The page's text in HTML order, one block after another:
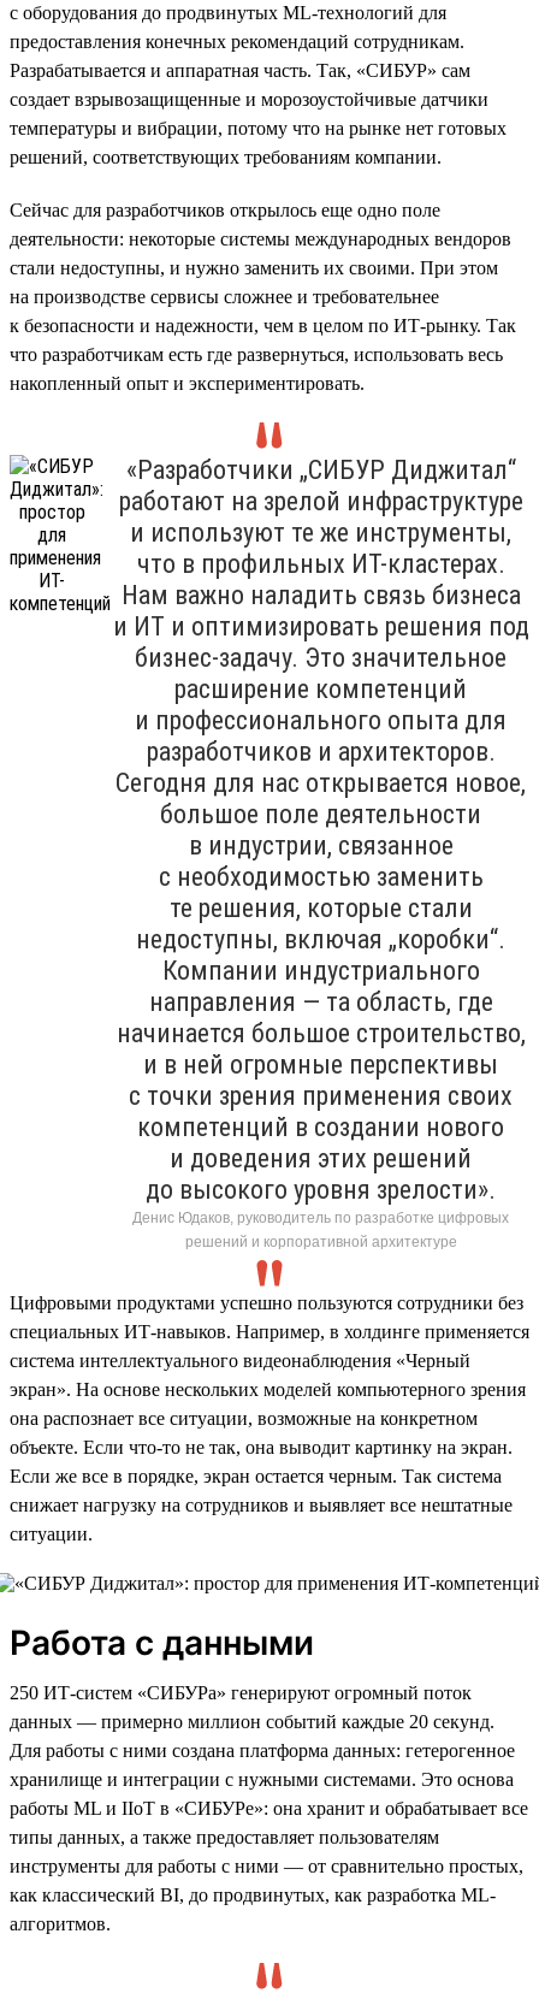
с оборудования до продвинутых ML-технологий для
предоставления конечных рекомендаций сотрудникам.
Разрабатывается и аппаратная часть. Так, «СИБУР» сам
создает взрывозащищенные и морозоустойчивые датчики
температуры и вибрации, потому что на рынке нет готовых
решений, соответствующих требованиям компании.
Сейчас для разработчиков открылось еще одно поле
деятельности: некоторые системы международных вендоров
стали недоступны, и нужно заменить их своими. При этом
на производстве сервисы сложнее и требовательнее
к безопасности и надежности, чем в целом по ИТ-рынку. Так
что разработчикам есть где развернуться, использовать весь
накопленный опыт и экспериментировать.
«Разработчики „СИБУР Диджитал“
работают на зрелой инфраструктуре
и используют те же инструменты,
что в профильных ИТ-кластерах.
Нам важно наладить связь бизнеса
и ИТ и оптимизировать решения под
бизнес-задачу. Это значительное
расширение компетенций
и профессионального опыта для
разработчиков и архитекторов.
Сегодня для нас открывается новое,
большое поле деятельности
в индустрии, связанное
с необходимостью заменить
те решения, которые стали
недоступны, включая „коробки“.
Компании индустриального
направления — та область, где
начинается большое строительство,
и в ней огромные перспективы
с точки зрения применения своих
компетенций в создании нового
и доведения этих решений
до высокого уровня зрелости».
Денис Юдаков, руководитель по разработке цифровых
решений и корпоративной архитектуре
Цифровыми продуктами успешно пользуются сотрудники без
специальных ИТ-навыков. Например, в холдинге применяется
система интеллектуального видеонаблюдения «Черный
экран». На основе нескольких моделей компьютерного зрения
она распознает все ситуации, возможные на конкретном
объекте. Если что-то не так, она выводит картинку на экран.
Если же все в порядке, экран остается черным. Так система
снижает нагрузку на сотрудников и выявляет все нештатные
ситуации.
Работа с данными
250 ИТ-систем «СИБУРа» генерируют огромный поток
данных — примерно миллион событий каждые 20 секунд.
Для работы с ними создана платформа данных: гетерогенное
хранилище и интеграции с нужными системами. Это основа
работы ML и IIoT в «СИБУРе»: она хранит и обрабатывает все
типы данных, а также предоставляет пользователям
инструменты для работы с ними — от сравнительно простых,
как классический BI, до продвинутых, как разработка ML-
алгоритмов.